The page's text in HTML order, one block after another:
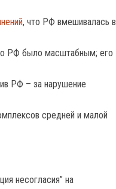
, что РФ вмешивалась в
РФ было масштабным; его
РФ – за нарушение
средней и малой
несогласия” на